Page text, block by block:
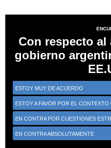
Con respecto al
gobierno
ESTOY MUY DE ACUERDO
ESTOY A FAVOR POR EL CONTEXTO
EN CONTRA POR CUESTIONES
EN CONTRA ABSOLUTAMENTE